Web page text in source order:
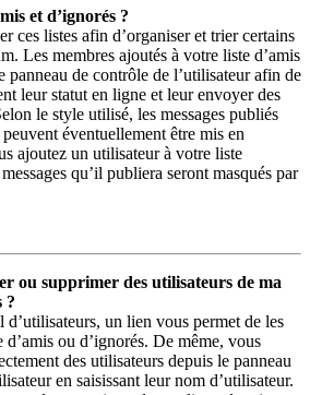
et d’ignorés ?
ces listes afin d’organiser et trier certains
Les membres ajoutés à votre liste d’amis
panneau de contrôle de l’utilisateur afin de
leur statut en ligne et leur envoyer des
le style utilisé, les messages publiés
éventuellement être mis en
ajoutez un utilisateur à votre liste
qu’il publiera seront masqués par
ou supprimer des utilisateurs de ma
?
un lien vous permet de les
ou d’ignorés. De même, vous
des utilisateurs depuis le panneau
en saisissant leur nom d’utilisateur.